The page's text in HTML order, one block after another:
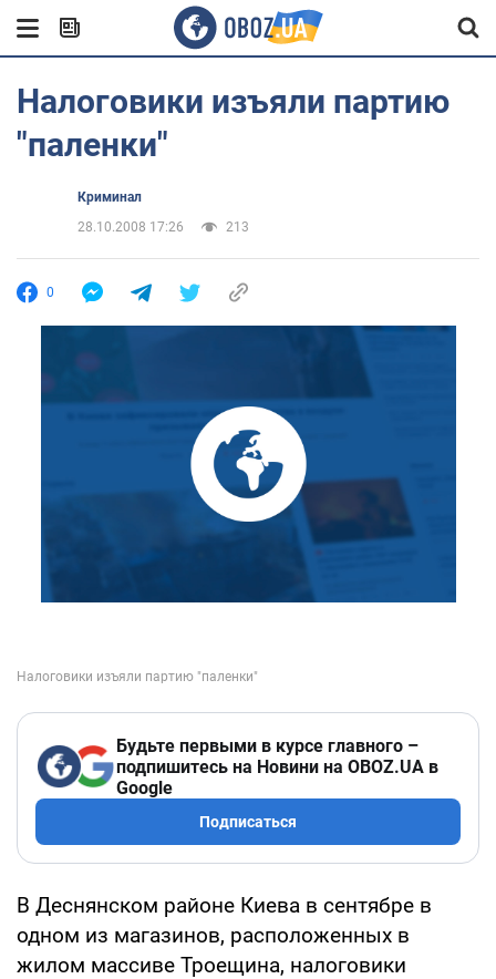
Налоговики изъяли партию
"паленки"
Криминал
28.10.2008 17:26
213
0
Будьте первыми в курсе главного –
подпишитесь на Новини на OBOZ.UA в
Google
Подписаться
В Деснянском районе Киева в сентябре в
одном из магазинов, расположенных в
жилом массиве Троещина, налоговики